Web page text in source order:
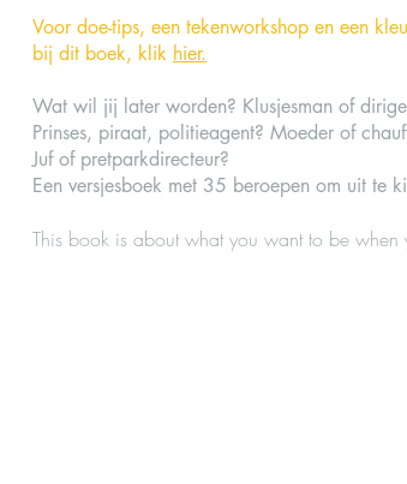
Voor doe-tips, een tekenworkshop en een
bij dit boek, klik hier.
Wat wil jij later worden? Klusjesman of
Prinses, piraat, politieagent? Moeder of
Juf of pretparkdirecteur?
Een versjesboek met 35 beroepen om uit te
This book is about what you want to be when